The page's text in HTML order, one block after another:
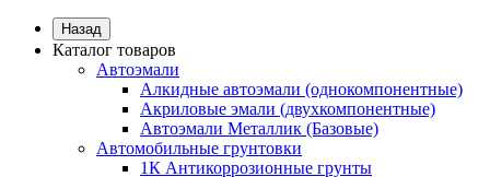
Назад
Каталог товаров
Автоэмали
Алкидные автоэмали (однокомпонентные)
Акриловые эмали (двухкомпонентные)
Автоэмали Металлик (Базовые)
Автомобильные грунтовки
1К Антикоррозионные грунты